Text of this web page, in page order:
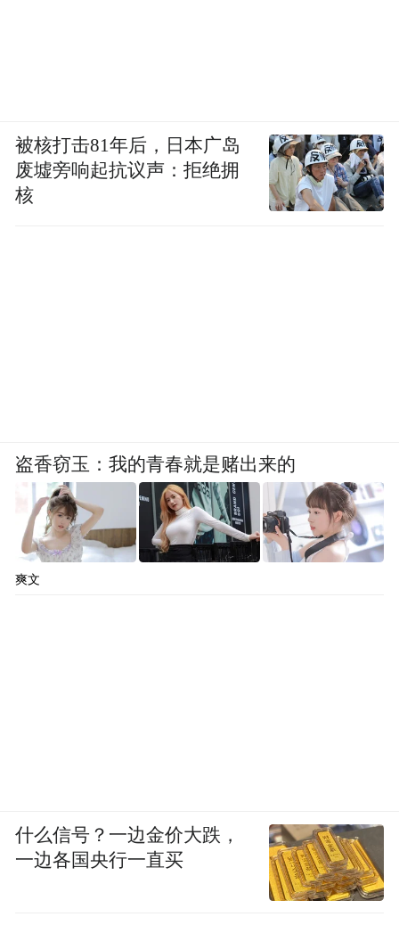
被核打击81年后，日本广岛
废墟旁响起抗议声：拒绝拥
核
盗香窃玉：我的青春就是赌出来的
爽文
什么信号？一边金价大跌，
一边各国央行一直买